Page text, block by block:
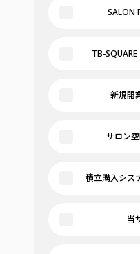
SALON
TB-
新規開
サロン
積立購入シス
当